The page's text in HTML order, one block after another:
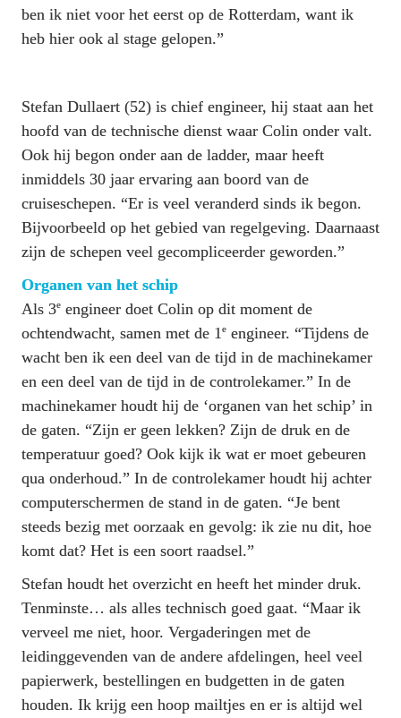
ben ik niet voor het eerst op de Rotterdam, want ik
heb hier ook al stage gelopen.”
Stefan Dullaert (52) is chief engineer, hij staat aan het
hoofd van de technische dienst waar Colin ­onder valt.
Ook hij begon onder aan de ladder, maar heeft
inmiddels 30 jaar ervaring aan boord van de
cruiseschepen. “Er is veel veranderd sinds ik begon.
Bijvoorbeeld op het gebied van regel­geving. Daarnaast
zijn de schepen veel gecompliceerder geworden.”
Organen van het schip
Als 3e engineer doet Colin op dit moment de
ochtendwacht, samen met de 1 e engineer. “Tijdens de
wacht ben ik een deel van de tijd in de machinekamer
en een deel van de tijd in de controlekamer.” In de
machinekamer houdt hij de ‘organen van het schip’ in
de gaten. “Zijn er geen lekken? Zijn de druk en de
temperatuur goed? Ook kijk ik wat er moet gebeuren
qua onderhoud.” In de controlekamer houdt hij achter
computerschermen de stand in de gaten. “Je bent
steeds bezig met oorzaak en gevolg: ik zie nu dit, hoe
komt dat? Het is een soort raadsel.”
Stefan houdt het overzicht en heeft het minder druk.
Tenminste… als alles technisch goed gaat. “Maar ik
verveel me niet, hoor. Vergaderingen met de
leidinggevenden van de andere afdelingen, heel veel
papierwerk, bestellingen en budgetten in de gaten
houden. Ik krijg een hoop mailtjes en er is altijd wel